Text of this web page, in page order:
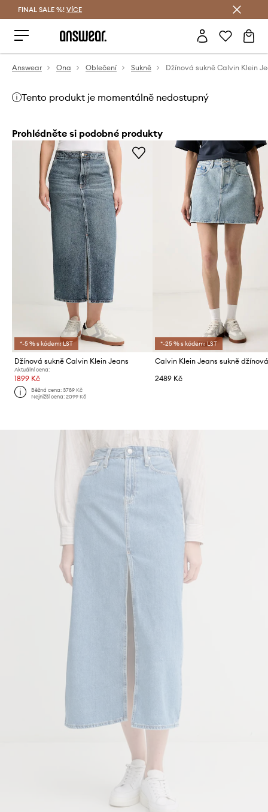
FINAL SALE %! VÍCE
Answear Ona Oblečení Sukně Džínová sukně Calvin Klein
Tento produkt je momentálně nedostupný
Prohlédněte si podobné produkty
*-5 % s kódem: LST
Džínová sukně Calvin Klein Jeans
Aktuální cena:
1899 Kč
Běžná cena:3789 Kč
Nejnižší cena:2099 Kč
*-25 % s kódem: LST
Calvin Klein Jeans sukně
2489 Kč